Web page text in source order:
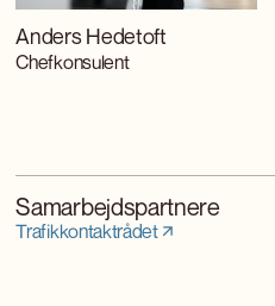
Anders Hedetoft
Chefkonsulent
Samarbejdspartnere
Trafikkontaktrådet